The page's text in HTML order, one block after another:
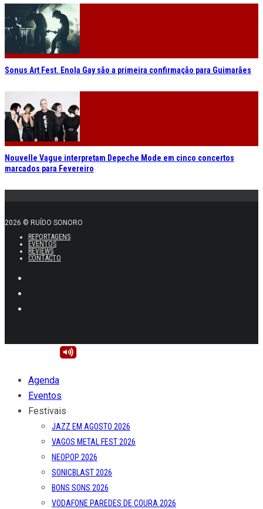
Sonus Art Fest. Enola Gay são a primeira confirmação para Guimarães
Nouvelle Vague interpretam Depeche Mode em cinco concertos
marcados para Fevereiro
2026 © RUÍDO SONORO
REPORTAGENS
EVENTOS
REVIEWS
CONTACTO
Agenda
Eventos
Festivais
JAZZ EM AGOSTO 2026
VAGOS METAL FEST 2026
NEOPOP 2026
SONICBLAST 2026
BONS SONS 2026
VODAFONE PAREDES DE COURA 2026